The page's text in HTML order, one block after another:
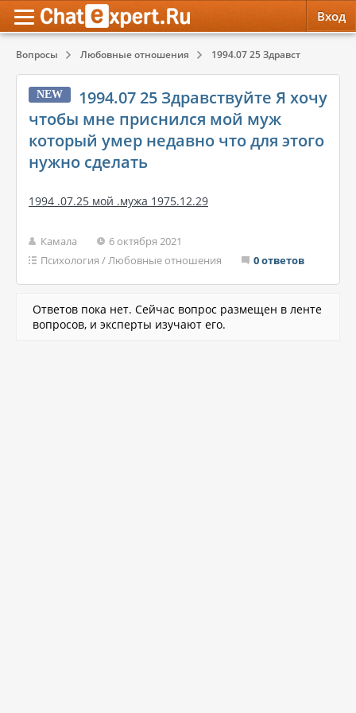
Вход
Вопросы Любовные отношения 1994.07 25 Здравствуйте Я
NEW
1994.07 25 Здравствуйте Я хочу
чтобы мне приснился мой муж
который умер недавно что для этого
нужно сделать
1994 .07.25 мой .мужа 1975.12.29
Камала
6 октября 2021
Психология /Любовные отношения 0 ответов
Ответов пока нет. Сейчас вопрос размещен в ленте
вопросов, и эксперты изучают его.
Психология
Эзотерика
Красота, Здоровье
Психология
Эзотерика
Красота, Здоровье
Обратная связь
Служба поддержки
Правила сервиса